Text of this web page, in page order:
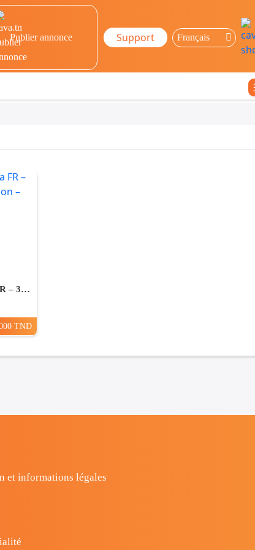
Publier annonce Support
À Vendre : Seat Ibiza FR – 30/05/2023 – Full Option – Noir - Km 19,000
TND
et informations légales